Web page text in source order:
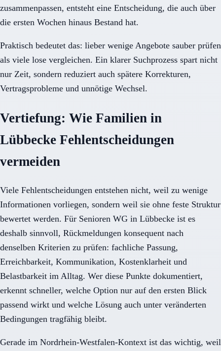
zusammenpassen, entsteht eine Entscheidung, die auch über
die ersten Wochen hinaus Bestand hat.
Praktisch bedeutet das: lieber wenige Angebote sauber prüfen
als viele lose vergleichen. Ein klarer Suchprozess spart nicht
nur Zeit, sondern reduziert auch spätere Korrekturen,
Vertragsprobleme und unnötige Wechsel.
Vertiefung: Wie Familien in
Lübbecke Fehlentscheidungen
vermeiden
Viele Fehlentscheidungen entstehen nicht, weil zu wenige
Informationen vorliegen, sondern weil sie ohne feste Struktur
bewertet werden. Für Senioren WG in Lübbecke ist es
deshalb sinnvoll, Rückmeldungen konsequent nach
denselben Kriterien zu prüfen: fachliche Passung,
Erreichbarkeit, Kommunikation, Kostenklarheit und
Belastbarkeit im Alltag. Wer diese Punkte dokumentiert,
erkennt schneller, welche Option nur auf den ersten Blick
passend wirkt und welche Lösung auch unter veränderten
Bedingungen tragfähig bleibt.
Gerade im Nordrhein-Westfalen-Kontext ist das wichtig, weil